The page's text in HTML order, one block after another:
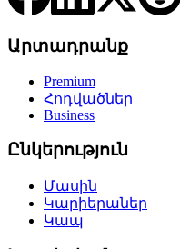
Արտադրանք
Premium
Հոդվածներ
Business
Ընկերություն
Մասին
Կարիերաներ
Կապ